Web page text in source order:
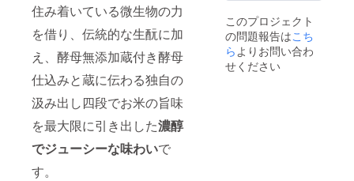
住み着いている微生物の力
を借り、伝統的な生酛に加
え、酵母無添加蔵付き酵母
仕込みと蔵に伝わる独自の
汲み出し四段でお米の旨味
を最大限に引き出した濃醇
でジューシーな味わいで
す。
このプロジェクト
の問題報告はこち
らよりお問い合わ
せください